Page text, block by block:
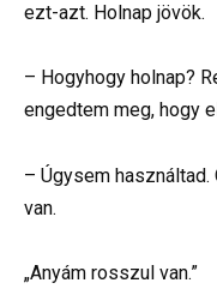
ezt-azt. Holnap jövök.
– Hogyhogy holnap?
engedtem meg, hogy
– Úgysem
van.
„Anyám rosszul van.”